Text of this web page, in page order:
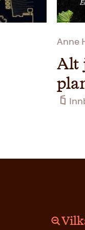
Anne
Alt